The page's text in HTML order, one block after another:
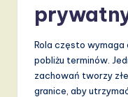
Rola często wymaga
pobliżu terminów.
zachowań tworzy
granice, aby